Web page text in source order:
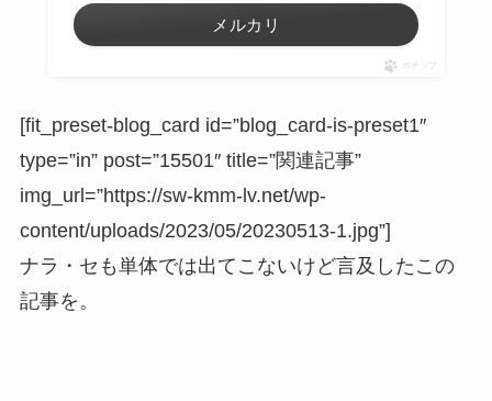
メルカリ
ポチップ
[fit_preset-blog_card id=”blog_card-is-preset1″
type=”in” post=”15501″ title=”関連記事”
img_url=”https://sw-kmm-lv.net/wp-
content/uploads/2023/05/20230513-1.jpg”]
ナラ・セも単体では出てこないけど言及したこの
記事を。